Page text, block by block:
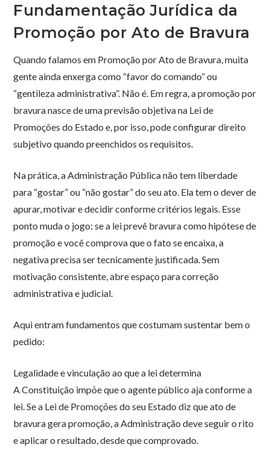
Fundamentação Jurídica da
Promoção por Ato de Bravura
Quando falamos em Promoção por Ato de Bravura, muita
gente ainda enxerga como “favor do comando” ou
“gentileza administrativa”. Não é. Em regra, a promoção por
bravura nasce de uma previsão objetiva na Lei de
Promoções do Estado e, por isso, pode configurar direito
subjetivo quando preenchidos os requisitos.
Na prática, a Administração Pública não tem liberdade
para “gostar” ou “não gostar” do seu ato. Ela tem o dever de
apurar, motivar e decidir conforme critérios legais. Esse
ponto muda o jogo: se a lei prevê bravura como hipótese de
promoção e você comprova que o fato se encaixa, a
negativa precisa ser tecnicamente justificada. Sem
motivação consistente, abre espaço para correção
administrativa e judicial.
Aqui entram fundamentos que costumam sustentar bem o
pedido:
Legalidade e vinculação ao que a lei determina
A Constituição impõe que o agente público aja conforme a
lei. Se a Lei de Promoções do seu Estado diz que ato de
bravura gera promoção, a Administração deve seguir o rito
e aplicar o resultado, desde que comprovado.